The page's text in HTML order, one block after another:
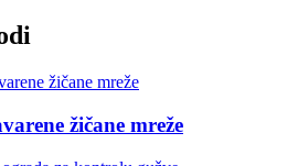
žičane mreže